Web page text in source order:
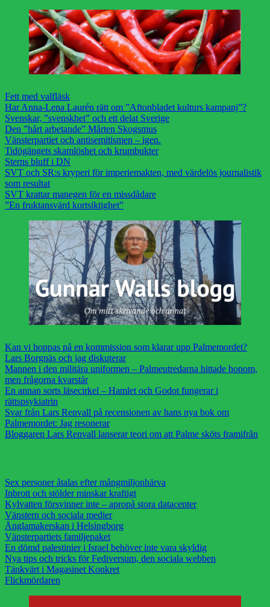
Fett med valfläsk
Har Anna-Lena Laurén rätt om ”Aftonbladet kulturs kampanj”?
Svenskar, ”svenskhet” och ett delat Sverige
Den ”hårt arbetande” Mårten Skogsmus
Vänsterpartiet och antisemitismen – igen.
Tidögängets skamlöshet och krumbukter
Sterns bluff i DN
SVT och SR:s kryperi för imperiemakten, med värdelös journalistik
som resultat
SVT krattar manegen för en missdådare
”En fruktansvärd kortsiktighet”
Kan vi hoppas på en kommission som klarar upp Palmemordet?
Lars Borgnäs och jag diskuterar
Mannen i den militära uniformen – Palmeutredarna hittade honom,
men frågorna kvarstår
En annan sorts läsecirkel – Hamlet och Godot fungerar i
rättspsykiatrin
Svar från Lars Renvall på recensionen av hans nya bok om
Palmemordet: Jag resonerar
Bloggaren Lars Renvall lanserar teori om att Palme sköts framifrån
Sex personer åtalas efter mångmiljonhärva
Inbrott och stölder minskar kraftigt
Kylvatten försvinner inte – apropå stora datacenter
Vänstern och sociala medier
Änglamakerskan i Helsingborg
Vänsterpartiets familjepaket
En dömd palestinier i Israel behöver inte vara skyldig
Nya tips och tricks för Fediversum, den sociala webben
Tänkvärt i Magasinet Konkret
Flickmördaren